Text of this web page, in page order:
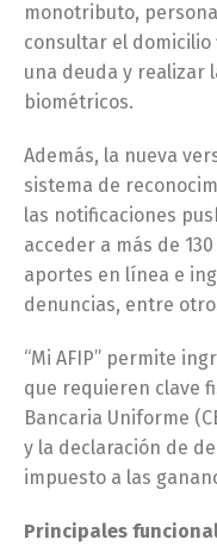
monotributo,
consultar el
una deuda y realizar
biométricos.
Además, la nueva
sistema de
las notificaciones
acceder a más de
aportes en línea e
denuncias, entre
“Mi AFIP” permite
que requieren clave
Bancaria Uniforme
y la declaración de
impuesto a las
Principales